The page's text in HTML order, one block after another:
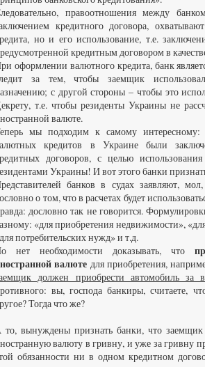
правоотношения между
кредитного договора,
но и его использование, т.е.
кредитным договором в
оформлении валютного кредита, банк
за тем, чтобы заемщик
с другой стороны – чтобы это
т.е. чтобы резиденты Украины не
валюте.
мы подходим к самому интересному:
кредитов в Украине были
договоров, с целью
Украины! И вот этого банки
банков в судах заявляют,
о том, что в расчетах будет
дословно так не говорится.
«для приобретения недвижимости»,
потребительских нужд» и т.д.
нет необходимости доказывать, что
валюте для приобретения,
должен приобрести автомобиль за
вы, господа банкиры, считаете,
Тогда что же?
то, вынуждены признать банки, что заемщик
валюту в гривну, и уже за гривну
обязанности ни в одном кредитном